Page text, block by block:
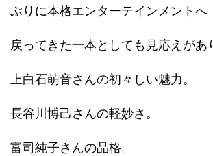
ぶりに本格エンターテインメントへ
戻ってきた一本としても見応えがあ
上白石萌音さんの初々しい魅力。
長谷川博己さんの軽妙さ。
富司純子さんの品格。